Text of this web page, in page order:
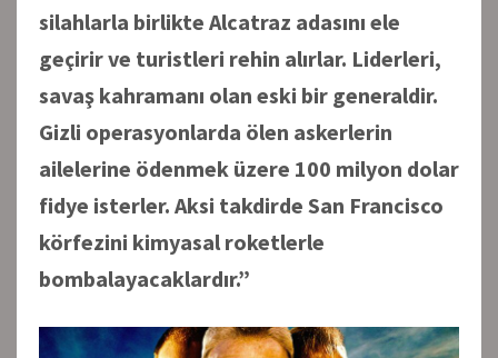
silahlarla birlikte Alcatraz adasını ele
geçirir ve turistleri rehin alırlar. Liderleri,
savaş kahramanı olan eski bir generaldir.
Gizli operasyonlarda ölen askerlerin
ailelerine ödenmek üzere 100 milyon dolar
fidye isterler. Aksi takdirde San Francisco
körfezini kimyasal roketlerle
bombalayacaklardır.”